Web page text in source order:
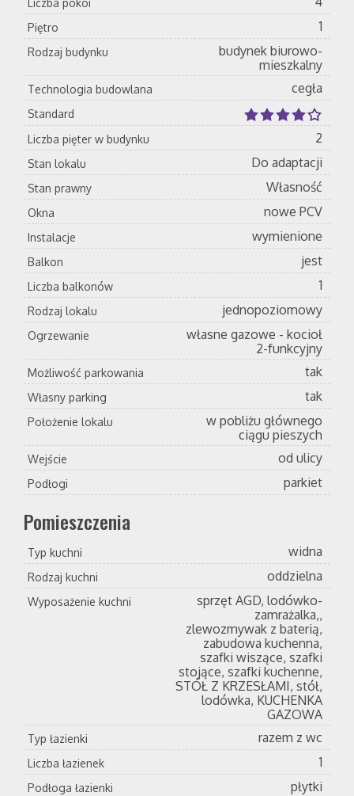
Liczba pokoi
Piętro 1
Rodzaj budynku
budynek biurowo-
mieszkalny
Technologia budowlana cegła
Standard
Liczba pięter w budynku
2
Stan lokalu Do adaptacji
Stan prawny Własność
Okna nowe PCV
Instalacje wymienione
Balkon jest
Liczba balkonów 1
Rodzaj lokalu jednopoziomowy
Ogrzewanie
własne gazowe - kocioł
2-funkcyjny
Możliwość parkowania tak
Własny parking tak
Położenie lokalu
w pobliżu głównego
ciągu pieszych
Wejście od ulicy
Podłogi parkiet
Pomieszczenia
Typ kuchni widna
Rodzaj kuchni oddzielna
Wyposażenie kuchni
sprzęt AGD, lodówko-
zamrażalka,,
zlewozmywak z baterią,
zabudowa kuchenna,
szafki wiszące, szafki
stojące, szafki kuchenne,
STÓŁ Z KRZESŁAMI, stół,
lodówka, KUCHENKA
GAZOWA
Typ łazienki razem z wc
Liczba łazienek 1
Podłoga łazienki płytki